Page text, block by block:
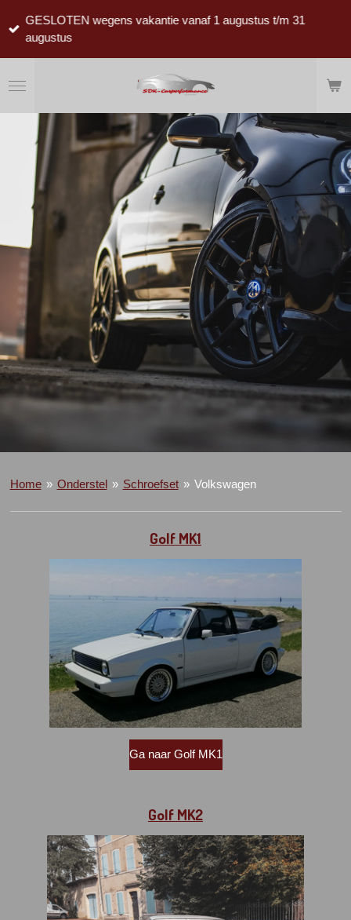
direct
hoofdinhoud
GESLOTEN wegens vakantie vanaf 1 augustus t/m 31
augustus
Home » Onderstel » Schroefset » Volkswagen
Golf MK1
Ga naar Golf MK1
Golf MK2